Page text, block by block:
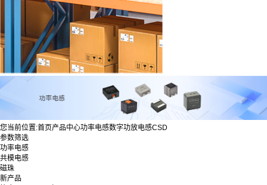
您当前位置:首页产品中心功率电感数字功放电感CSD
参数筛选
功率电感
共模电感
磁珠
新产品